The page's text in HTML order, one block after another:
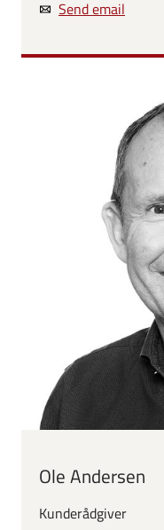
Send email
Ole Andersen
Kunderådgiver